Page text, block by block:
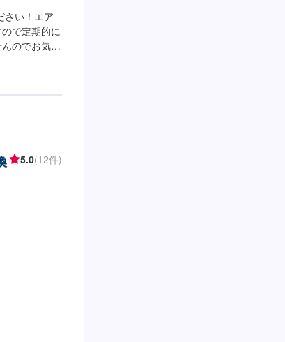
さい！エア
で定期的に
のでお気軽
5.0(12件)